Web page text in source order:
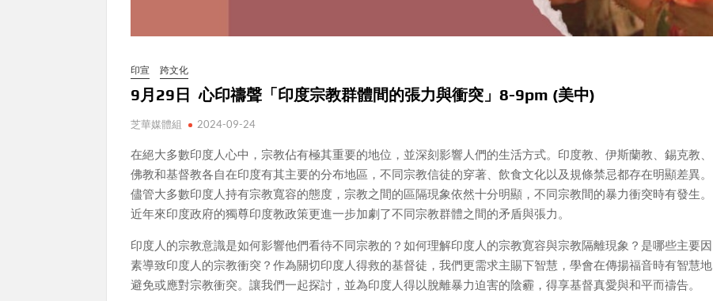
印宣 跨文化
9月29日 心印禱聲「印度宗教群體間的張力與衝突」8-9pm (美中)
芝華媒體組 2024-09-24
在絕大多數印度人心中，宗教佔有極其重要的地位，並深刻影響人們的生活方式。印度教、伊斯蘭教、錫克教、
佛教和基督教各自在印度有其主要的分布地區，不同宗教信徒的穿著、飲食文化以及規條禁忌都存在明顯差異。
儘管大多數印度人持有宗教寬容的態度，宗教之間的區隔現象依然十分明顯，不同宗教間的暴力衝突時有發生。
近年來印度政府的獨尊印度教政策更進一步加劇了不同宗教群體之間的矛盾與張力。
印度人的宗教意識是如何影響他們看待不同宗教的？如何理解印度人的宗教寛容與宗教隔離現象？是哪些主要因
素導致印度人的宗教衝突？作為關切印度人得救的基督徒，我們更需求主賜下智慧，學會在傳揚福音時有智慧地
避免或應對宗教衝突。讓我們一起探討，並為印度人得以脫離暴力迫害的陰霾，得享基督真愛與和平而禱告。